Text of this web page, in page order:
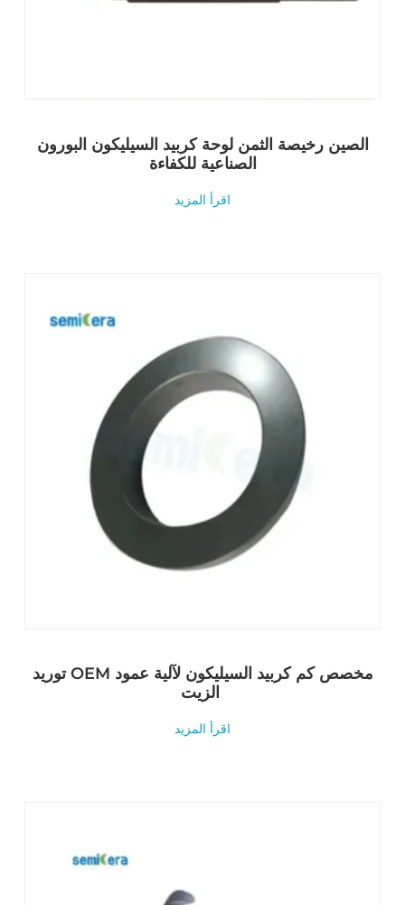
الصين رخيصة الثمن لوحة كربيد السيليكون البورون
الصناعية للكفاءة
اقرأ المزيد
توريد OEM مخصص كم كربيد السيليكون لآلية عمود
اقرأ المزيد